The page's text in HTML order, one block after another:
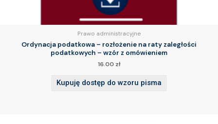
Prawo administracyjne
Ordynacja podatkowa – rozłożenie na raty zaległości
podatkowych – wzór z omówieniem
16.00 zł
Kupuję dostęp do wzoru pisma